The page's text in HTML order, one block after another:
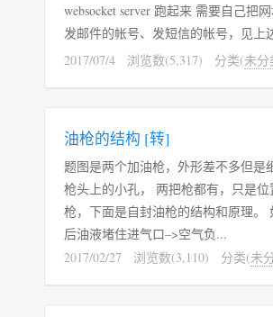
websocket server 跑起来 需要自己把网址做成二维码打印出来。 源码下载 配置文件在 /data/conn.inc.php 需要设置数据库、车主手机号、
发邮件的帐号、发短信的帐号，见上
2017/07/4
浏览数(5,317) 分类(未分
油枪的结构 [转]
题图是两个加油枪，外形差不多但
枪头上的小孔， 两把枪都有，只是
枪，下面是自封油枪的结构和原理。 如果大家对上面的解释还看不太明白的话，下面这个图可以帮你进一步了解加满跳枪的过程。 加满
后油液堵住进气口–>空气负...
2017/02/27
浏览数(3,110) 分类(未